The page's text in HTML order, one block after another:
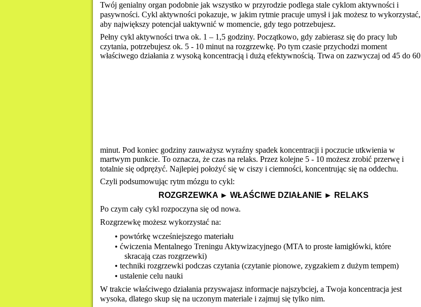
Twój genialny organ podobnie jak wszystko w przyrodzie podlega stale cyklom aktywności i
pasywności. Cykl aktywności pokazuje, w jakim rytmie pracuje umysł i jak możesz to wykorzystać,
aby największy potencjał uaktywnić w momencie, gdy tego potrzebujesz.
Pełny cykl aktywności trwa ok. 1 – 1,5 godziny. Początkowo, gdy zabierasz się do pracy lub
czytania, potrzebujesz ok. 5 - 10 minut na rozgrzewkę. Po tym czasie przychodzi moment
właściwego działania z wysoką koncentracją i dużą efektywnością. Trwa on zazwyczaj od 45 do 60
minut. Pod koniec godziny zauważysz wyraźny spadek koncentracji i poczucie utkwienia w
martwym punkcie. To oznacza, że czas na relaks. Przez kolejne 5 - 10 możesz zrobić przerwę i
totalnie się odprężyć. Najlepiej położyć się w ciszy i ciemności, koncentrując się na oddechu.
Czyli podsumowując rytm mózgu to cykl:
ROZGRZEWKA ► WŁAŚCIWE DZIAŁANIE ► RELAKS
Po czym cały cykl rozpoczyna się od nowa.
Rozgrzewkę możesz wykorzystać na:
• powtórkę wcześniejszego materiału
• ćwiczenia Mentalnego Treningu Aktywizacyjnego (MTA to proste łamigłówki, które
skracają czas rozgrzewki)
• techniki rozgrzewki podczas czytania (czytanie pionowe, zygzakiem z dużym tempem)
• ustalenie celu nauki
W trakcie właściwego działania przyswajasz informacje najszybciej, a Twoja koncentracja jest
wysoka, dlatego skup się na uczonym materiale i zajmuj się tylko nim.